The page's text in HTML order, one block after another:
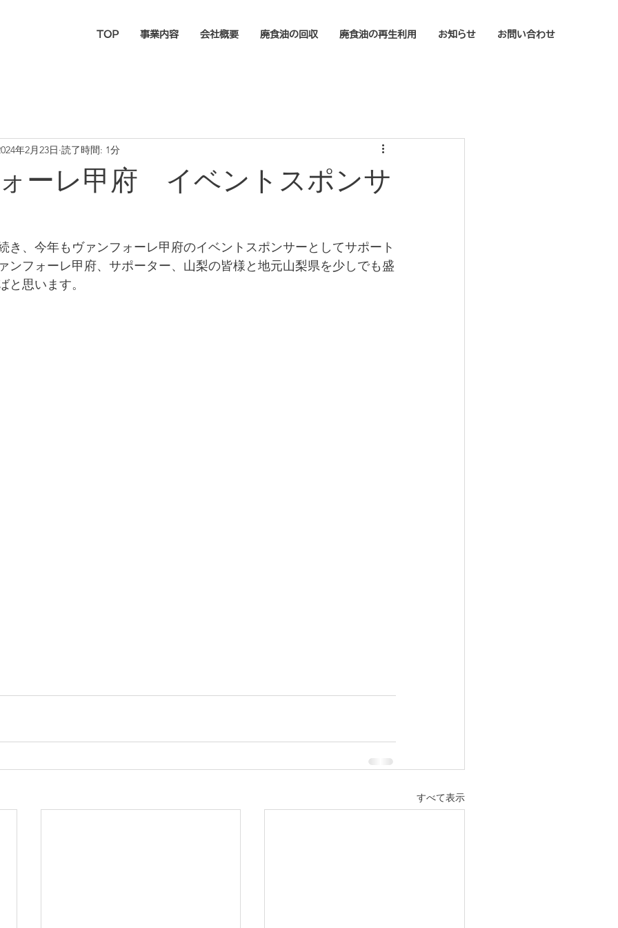
TOP 事業内容 会社概要 廃食油の回収 廃食油の再生利用 お知らせ お問い合わせ
ーレ甲府 イベントスポンサ
年2月23日 読了時間: 1分
き、今年もヴァンフォーレ甲府のイベントスポンサーとしてサポート
ンフォーレ甲府、サポーター、山梨の皆様と地元山梨県を少しでも盛
と思います。
すべて表示